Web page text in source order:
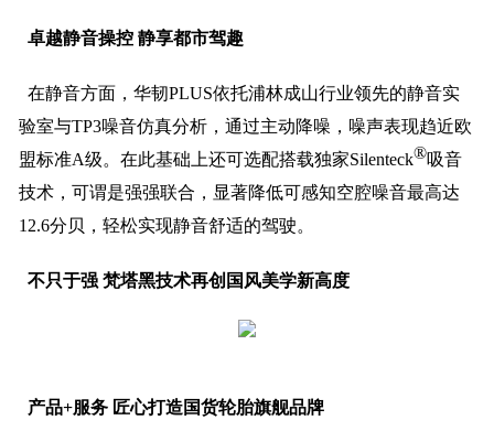
卓越静音操控 静享都市驾趣
在静音方面，华韧PLUS依托浦林成山行业领先的静音实
验室与TP3噪音仿真分析，通过主动降噪，噪声表现趋近欧
盟标准A级。在此基础上还可选配搭载独家Silenteck®吸音
技术，可谓是强强联合，显著降低可感知空腔噪音最高达
12.6分贝，轻松实现静音舒适的驾驶。
不只于强 梵塔黑技术再创国风美学新高度
产品+服务 匠心打造国货轮胎旗舰品牌